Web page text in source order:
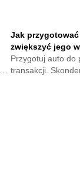
Jak
zwiększyć jego
Przygotuj auto do
transakcji.